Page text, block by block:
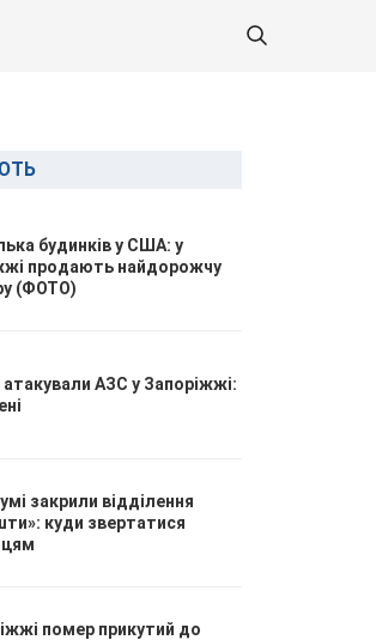
будинків у США: у
продають найдорожчу
(ФОТО)
атакували АЗС у Запоріжжі:
закрили відділення
куди звертатися
помер прикутий до